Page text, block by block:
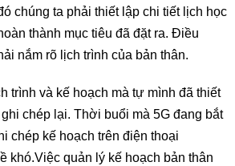
chúng ta phải thiết lập chi tiết lịch học
thành mục tiêu đã đặt ra. Điều
nắm rõ lịch trình của bản thân.
trình và kế hoạch mà tự mình đã thiết
chép lại. Thời buổi mà 5G đang bắt
chép kế hoạch trên điện thoại
khó.Việc quản lý kế hoạch bản thân